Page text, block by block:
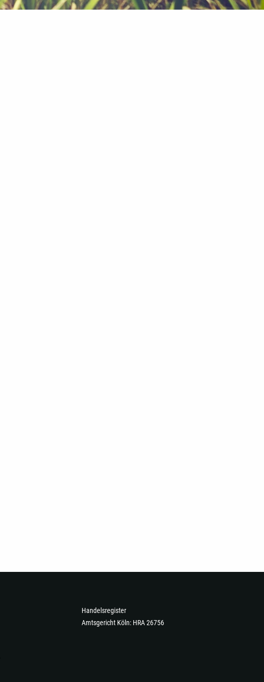
Handelsregister
Amtsgericht Köln: HRA 26756